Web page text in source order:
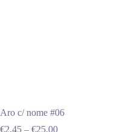
Aro c/ nome #06
€2.45 – €25.00Price